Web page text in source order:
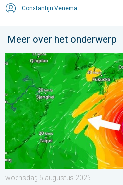
Constantijn Venema
Meer over het onderwerp
Tyfoon Dolphin op weg naar
woensdag 5 augustus 2026